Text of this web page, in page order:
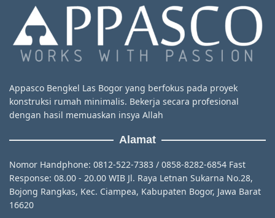
Appasco Bengkel Las Bogor yang berfokus pada proyek
konstruksi rumah minimalis. Bekerja secara profesional
dengan hasil memuaskan insya Allah
Alamat
Nomor Handphone: 0812-522-7383 / 0858-8282-6854 Fast
Response: 08.00 - 20.00 WIB Jl. Raya Letnan Sukarna No.28,
Bojong Rangkas, Kec. Ciampea, Kabupaten Bogor, Jawa Barat
16620